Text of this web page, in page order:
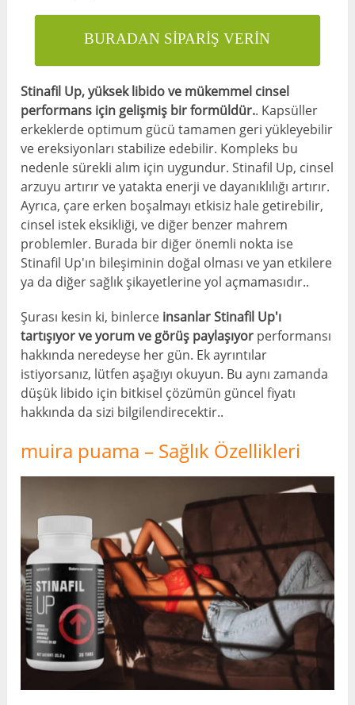
BURADAN SİPARİŞ VERİN
Stinafil Up, yüksek libido ve mükemmel cinsel
performans için gelişmiş bir formüldür.. Kapsüller
erkeklerde optimum gücü tamamen geri yükleyebilir
ve ereksiyonları stabilize edebilir. Kompleks bu
nedenle sürekli alım için uygundur. Stinafil Up, cinsel
arzuyu artırır ve yatakta enerji ve dayanıklılığı artırır.
Ayrıca, çare erken boşalmayı etkisiz hale getirebilir,
cinsel istek eksikliği, ve diğer benzer mahrem
problemler. Burada bir diğer önemli nokta ise
Stinafil Up'ın bileşiminin doğal olması ve yan etkilere
ya da diğer sağlık şikayetlerine yol açmamasıdır..
Şurası kesin ki, binlerce insanlar Stinafil Up'ı
tartışıyor ve yorum ve görüş paylaşıyor performansı
hakkında neredeyse her gün. Ek ayrıntılar
istiyorsanız, lütfen aşağıyı okuyun. Bu aynı zamanda
düşük libido için bitkisel çözümün güncel fiyatı
hakkında da sizi bilgilendirecektir..
muira puama – Sağlık Özellikleri